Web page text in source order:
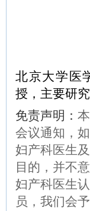
北京大学医
授，主要研
免责声明：
会议通知，
妇产科医生
目的，并不
妇产科医生
员，我们会